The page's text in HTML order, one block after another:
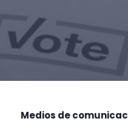
Medios de